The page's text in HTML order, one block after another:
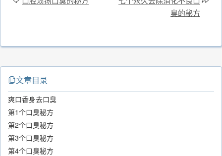
臭的秘方
文章目录
爽口香身去口臭
第1个口臭秘方
第2个口臭秘方
第3个口臭秘方
第4个口臭秘方